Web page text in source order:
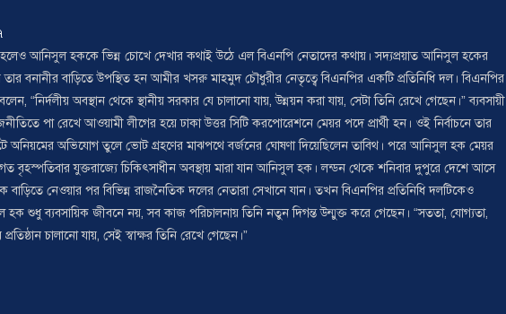
আনিসুল হককে ভিন্ন চোখে দেখার কথাই উঠে এল বিএনপি নেতাদের কথায়। সদ্যপ্রয়াত আনিসুল হকের
তার বনানীর বাড়িতে উপস্থিত হন আমীর খসরু মাহমুদ চৌধুরীর নেতৃত্বে বিএনপির একটি প্রতিনিধি দল। বিএনপির
“নির্দলীয় অবস্থান থেকে স্থানীয় সরকার যে চালানো যায়, উন্নয়ন করা যায়, সেটা তিনি রেখে গেছেন।” ব্যবসায়ী
পা রেখে আওয়ামী লীগের হয়ে ঢাকা উত্তর সিটি করপোরেশনে মেয়র পদে প্রার্থী হন। ওই নির্বাচনে তার
অনিয়মের অভিযোগ তুলে ভোট গ্রহণের মাঝপথে বর্জনের ঘোষণা দিয়েছিলেন তাবিথ। পরে আনিসুল হক মেয়র
বৃহস্পতিবার যুক্তরাজ্যে চিকিৎসাধীন অবস্থায় মারা যান আনিসুল হক। লন্ডন থেকে শনিবার দুপুরে দেশে আসে
নেওয়ার পর বিভিন্ন রাজনৈতিক দলের নেতারা সেখানে যান। তখন বিএনপির প্রতিনিধি দলটিকেও
শুধু ব্যবসায়িক জীবনে নয়, সব কাজ পরিচালনায় তিনি নতুন দিগন্ত উন্মুক্ত করে গেছেন। “সততা, যোগ্যতা,
চালানো যায়, সেই স্বাক্ষর তিনি রেখে গেছেন।”